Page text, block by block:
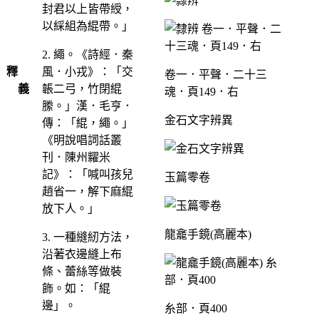
釋
義
封君以上皆帶綬，
以綵組為緄帶。」
2. 繩。《詩經．秦
風．小戎》：「交
韔二弓，竹閉緄
縢。」漢．毛亨．
傳：「緄，繩。」
《明說唱詞話叢
刊．陳州糶米
記》：「喊叫孩兒
趙省一，解下麻緄
放下人。」
3. 一種縫紉方法，
沿著衣邊縫上布
條、蕾絲等做裝
飾。如：「緄
邊」。
卷一．平聲．二十三
魂．頁149．右
金石文字辨異
玉篇零卷
龍龕手鏡(高麗本)
糸部．頁400